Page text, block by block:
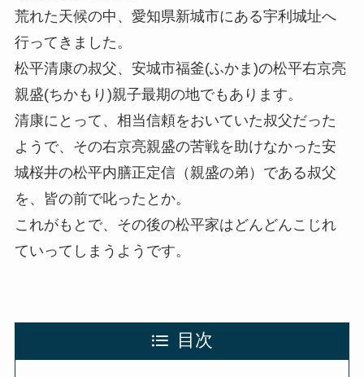
荒れた天候の中、愛知県新城市にある宇利城址へ
行ってきました。
松平清康の叔父、安城市福釜(ふかま)の松平右京亮
親盛(ちかもり)親子最期の地でもあります。
清康にとって、相当信頼をおいていた叔父だった
ようで、その右京亮親盛の苦戦を助けなかった安
城桜井の松平内膳正定信（親盛の弟）である叔父
を、皆の前で叱ったとか。
これがもとで、その後の松平家はどんどんこじれ
ていってしまうようです。
目次